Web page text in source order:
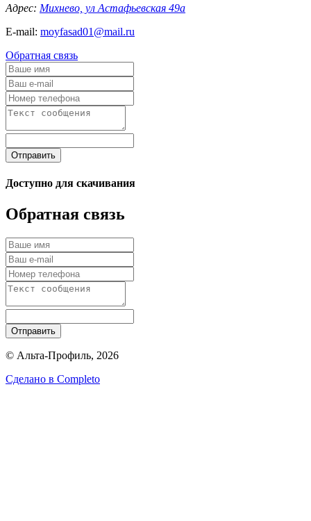
Адрес: Михнево, ул Астафьевская 49а
E-mail: moyfasad01@mail.ru
Обратная связь
Отправить
Доступно для скачивания
Обратная связь
Отправить
© Альта-Профиль, 2026
Сделано в Completo